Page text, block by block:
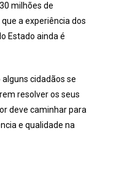
milhões de
a experiência dos
Estado ainda é
cidadãos se
resolver os seus
deve caminhar para
e qualidade na